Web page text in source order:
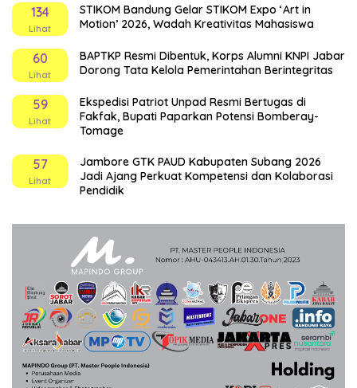
134
Lihat
STIKOM Bandung Gelar STIKOM Expo ‘Art in
Motion’ 2026, Wadah Kreativitas Mahasiswa
60
Lihat
BAPTKP Resmi Dibentuk, Korps Alumni KNPI Jabar
Dorong Tata Kelola Pemerintahan Berintegritas
59
Lihat
Ekspedisi Patriot Unpad Resmi Bertugas di
Fakfak, Bupati Paparkan Potensi Bomberay-
Tomage
57
Lihat
Jambore GTK PAUD Kabupaten Subang 2026
Jadi Ajang Perkuat Kompetensi dan Kolaborasi
Pendidik